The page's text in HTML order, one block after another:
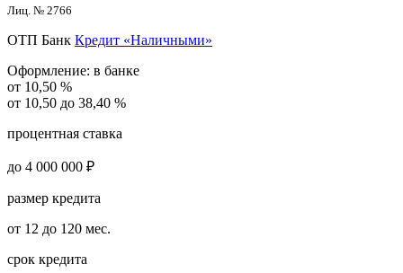
Лиц. № 2766
ОТП Банк Кредит «Наличными»
Оформление: в банке
от 10,50 %
от 10,50 до 38,40 %
процентная ставка
до 4 000 000 ₽
размер кредита
от 12 до 120 мес.
срок кредита